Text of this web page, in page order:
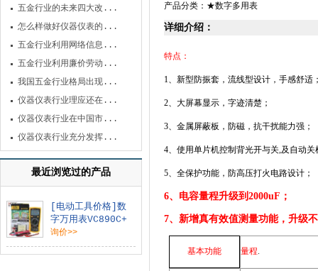
五金行业的未来四大改...
怎么样做好仪器仪表的...
五金行业利用网络信息...
五金行业利用廉价劳动...
我国五金行业格局出现...
仪器仪表行业理应还在...
仪器仪表行业在中国市...
仪器仪表行业充分发挥...
最近浏览过的产品
[电动工具价格]数
字万用表VC890C+
询价>>
产品分类： ★数字多用表
详细介绍：
特点：
1、新型防振套，流线型设计，手感舒适
2、大屏幕显示，字迹清楚；
3、金属屏蔽板，防磁，抗干扰能力强；
4、使用单片机控制背光开与关,及自动关
5、全保护功能，防高压打火电路设计；
6、电容量程升级到2000uF；
7、新增真有效值测量功能，升级
基本功能 量程.